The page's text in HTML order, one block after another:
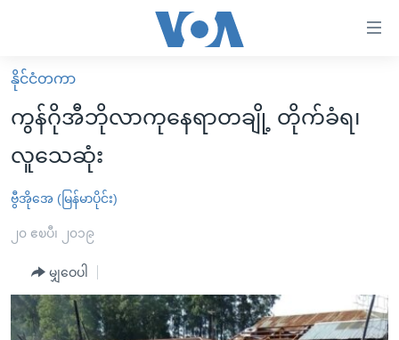
လွယ်ကူ
စေ
Link
များ
ပင်မ
ကျော်
ကြည့်
မူလစာမျက်နှာ
မြန်မာ
ကမ္ဘာ့သတင်းများ
နိုင်ငံတကာ
အစ္စရေး-ပါလက်စတိုင်း
ဗွီဒီယို
အင်္ဂလိပ်စာလေ့လာမယ်
အမေရိကန်သုံးအီဒီယံ
အပတ်စဉ်ကဏ္ဍများ
နိုင်ငံတကာ
ကွန်ဂိုအီဘိုလာကုနေရာတချို့ တိုက်ခံရ၊
လူသေဆုံး
ဗွီအိုအေ (မြန်မာပိုင်း)
၂၀ ဧၿပီ၊ ၂၀၁၉
မျှဝေပါ